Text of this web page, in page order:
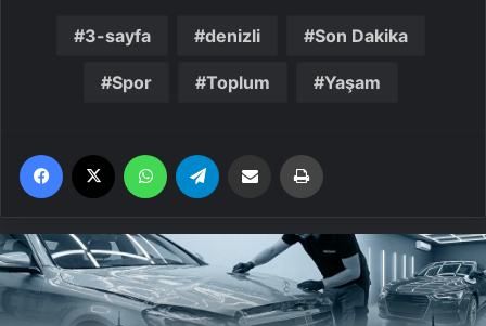
3-sayfa denizli Son Dakika
Spor Toplum Yaşam
Facebook WhatsApp Email'den paylaş